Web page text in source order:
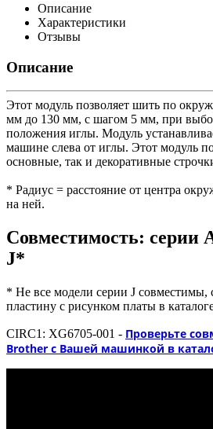
Описание
Характеристики
Отзывы
Описание
Этот модуль позволяет шить по
мм до 130 мм, с шагом 5 мм, при
положения иглы. Модуль
машине слева от иглы. Этот модуль
основные, так и декоративные
* Радиус = расстояние от центра
на ней.
Совместимость: серии
J*
* Не все модели серии J совместимы,
пластину с рисунком платы в
CIRC1: XG6705-001 - Проверьте
Brother с Вашей машинкой в